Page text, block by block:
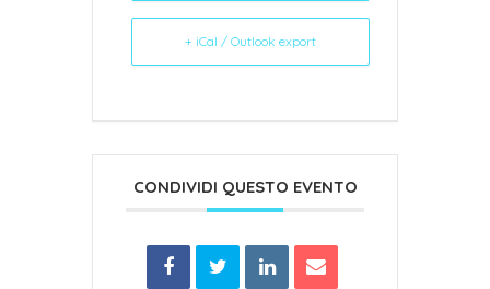
+ iCal / Outlook export
CONDIVIDI QUESTO EVENTO